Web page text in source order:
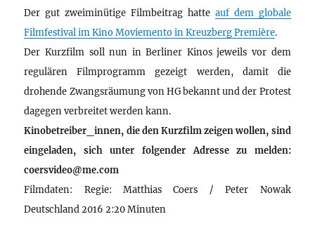
Der gut zweiminütige Filmbeitrag hatte auf dem globale
Filmfestival im Kino Moviemento in Kreuzberg Première.
Der Kurzfilm soll nun in Berliner Kinos jeweils vor dem
regulären Filmprogramm gezeigt werden, damit die
drohende Zwangsräumung von HG bekannt und der Protest
dagegen verbreitet werden kann.
Kinobetreiber_innen, die den Kurzfilm zeigen wollen, sind
eingeladen, sich unter folgender Adresse zu melden:
coersvideo@me.com
Filmdaten: Regie: Matthias Coers / Peter Nowak
Deutschland 2016 2:20 Minuten